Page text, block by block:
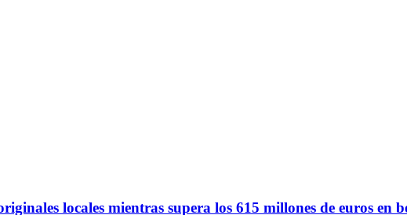
locales mientras supera los 615 millones de euros en